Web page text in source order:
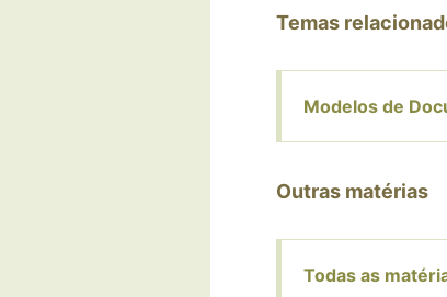
Temas
Modelos de
Outras matérias
Todas as